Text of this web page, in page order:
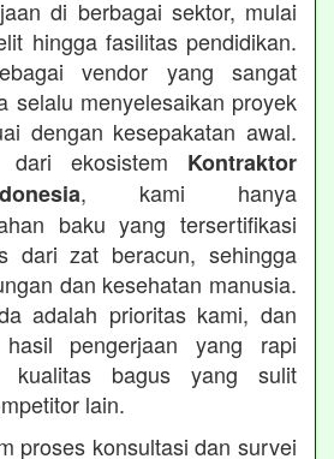
di berbagai sektor, mulai
hingga fasilitas pendidikan.
vendor yang sangat
selalu menyelesaikan proyek
dengan kesepakatan awal.
dari ekosistem Kontraktor
, kami hanya
baku yang tersertifikasi
dari zat beracun, sehingga
dan kesehatan manusia.
adalah prioritas kami, dan
pengerjaan yang rapi
kualitas bagus yang sulit
lain.
proses konsultasi dan survei